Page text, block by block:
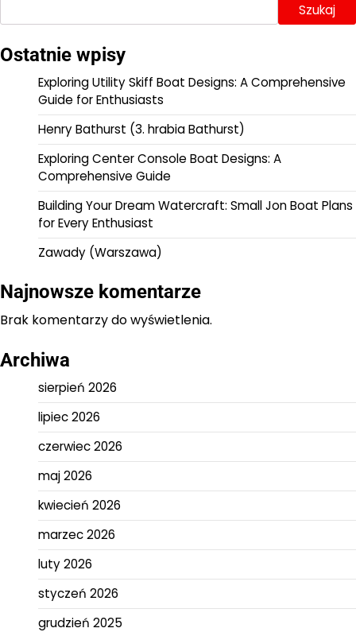
Szukaj
Ostatnie wpisy
Exploring Utility Skiff Boat Designs: A Comprehensive
Guide for Enthusiasts
Henry Bathurst (3. hrabia Bathurst)
Exploring Center Console Boat Designs: A
Comprehensive Guide
Building Your Dream Watercraft: Small Jon Boat Plans
for Every Enthusiast
Zawady (Warszawa)
Najnowsze komentarze
Brak komentarzy do wyświetlenia.
Archiwa
sierpień 2026
lipiec 2026
czerwiec 2026
maj 2026
kwiecień 2026
marzec 2026
luty 2026
styczeń 2026
grudzień 2025